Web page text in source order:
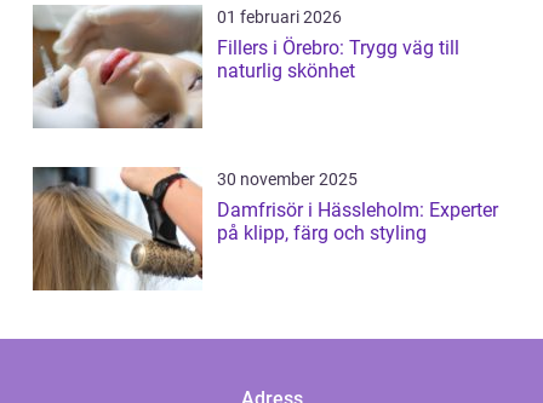
01 februari 2026
Fillers i Örebro: Trygg väg till
naturlig skönhet
30 november 2025
Damfrisör i Hässleholm: Experter
på klipp, färg och styling
Adress